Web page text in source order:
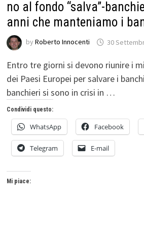
no al fondo “salva”-
anni che manteniamo i
by Roberto Innocenti 30
Entro tre giorni si devono riunire i
dei Paesi Europei per salvare i
banchieri si sono in crisi in …
Condividi questo:
WhatsApp Facebook
Telegram E-mail
Mi piace: